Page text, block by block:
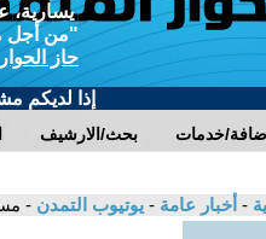
يسارية،
"من أجل
حاز
إذا لديكم
بحث/الارشيف اضافة/خدمات
- أخبار عامة - يوتيوب التمدن -